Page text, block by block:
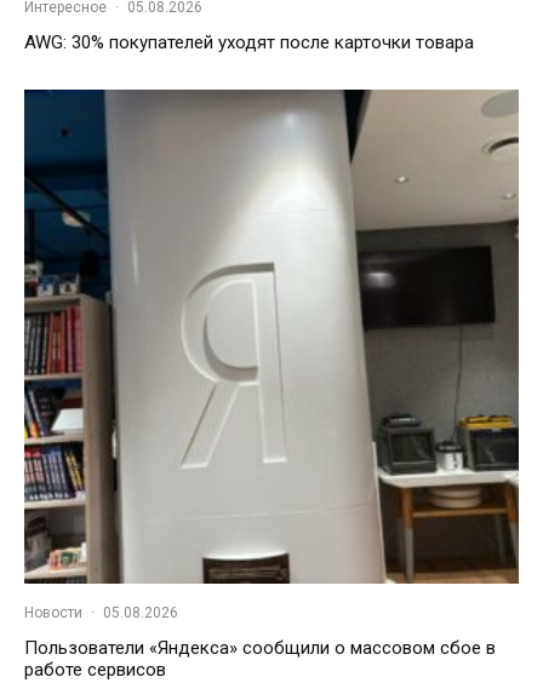
Интересное · 05.08.2026
AWG: 30% покупателей уходят после карточки товара
Новости · 05.08.2026
Пользователи «Яндекса» сообщили о массовом сбое в
работе сервисов